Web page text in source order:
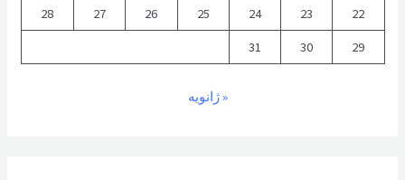
22
23
24
25
26
27
28
29
30
31
« ژانویه